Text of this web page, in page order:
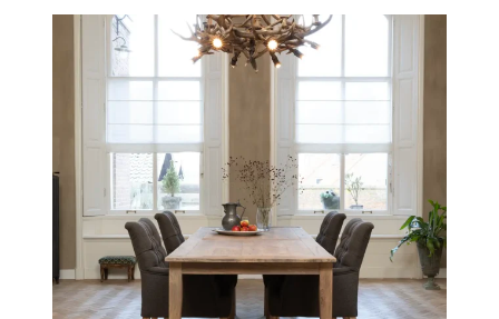
€2.770,00